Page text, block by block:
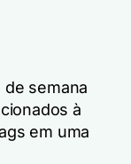
semana
à
em uma